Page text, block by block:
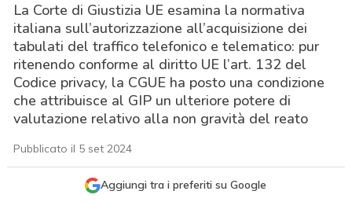
La Corte di Giustizia UE esamina la normativa
italiana sull’autorizzazione all’acquisizione dei
tabulati del traffico telefonico e telematico: pur
ritenendo conforme al diritto UE l’art. 132 del
Codice privacy, la CGUE ha posto una condizione
che attribuisce al GIP un ulteriore potere di
valutazione relativo alla non gravità del reato
Pubblicato il 5 set 2024
Aggiungi tra i preferiti su Google